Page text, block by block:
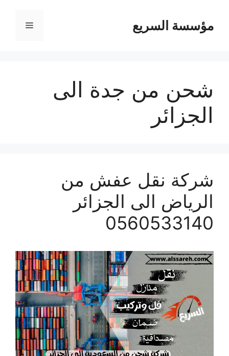
مؤسسة السريع القائمة
شحن من جدة الى
الجزائر
شركة نقل عفش من
الرياض الى الجزائر
0560533140